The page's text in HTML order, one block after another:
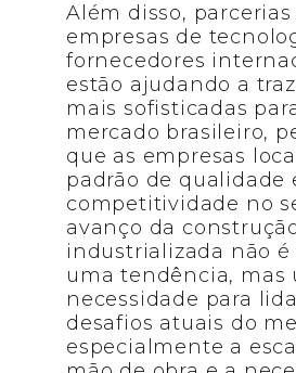
Além disso, parcerias
empresas de
fornecedores
estão ajudando a
mais sofisticadas
mercado brasileiro,
que as empresas
padrão de qualidade
competitividade no
avanço da
industrializada não é
uma tendência, mas
necessidade para
desafios atuais do
especialmente a